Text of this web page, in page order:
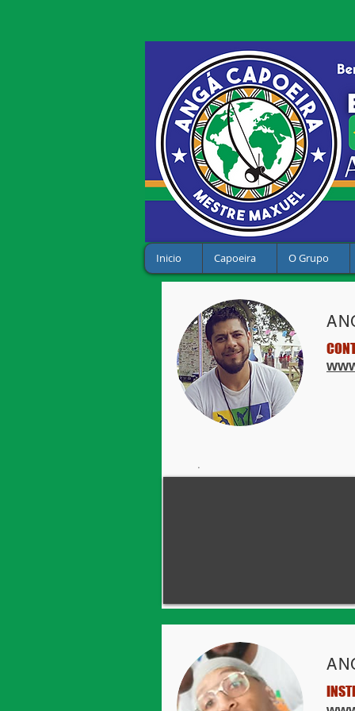
Inicio Capoeira O Grupo
.